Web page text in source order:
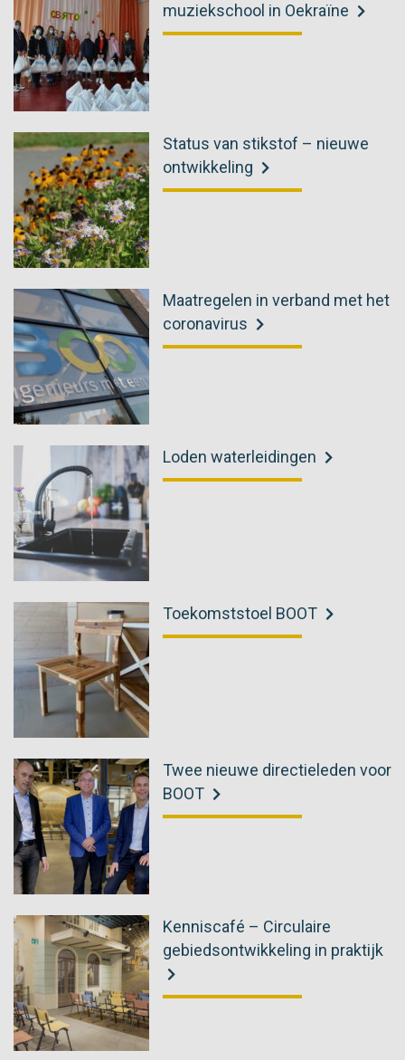
muziekschool in Oekraïne
Status van stikstof – nieuwe
ontwikkeling
Maatregelen in verband met het
coronavirus
Loden waterleidingen
Toekomststoel BOOT
Twee nieuwe directieleden voor
BOOT
Kenniscafé – Circulaire
gebiedsontwikkeling in praktijk